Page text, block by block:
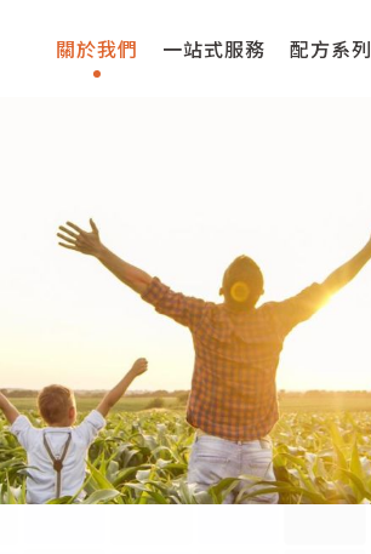
關於我們 一站式服務 配方系列